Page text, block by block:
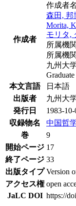
作成者
作成者名
森田, 邦
Morita,
モリタ,
所属機関
所属機
九州大
本文言語
日本語
出版者
九州大
発行日
1983-10-
収録物名
中国哲
巻
9
開始ページ 17
終了ページ 33
出版タイプ Version
アクセス権 open
JaLC DOI https://